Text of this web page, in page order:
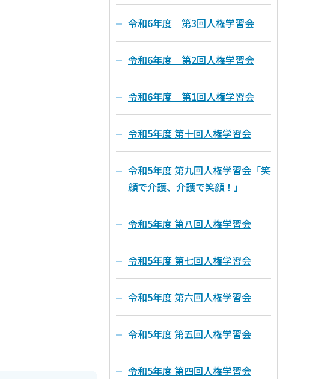
令和6年度 第3回人権学習会
令和6年度 第2回人権学習会
令和6年度 第1回人権学習会
令和5年度 第十回人権学習会
令和5年度 第九回人権学習会「笑
顔で介護、介護で笑顔！」
令和5年度 第八回人権学習会
令和5年度 第七回人権学習会
令和5年度 第六回人権学習会
令和5年度 第五回人権学習会
令和5年度 第四回人権学習会